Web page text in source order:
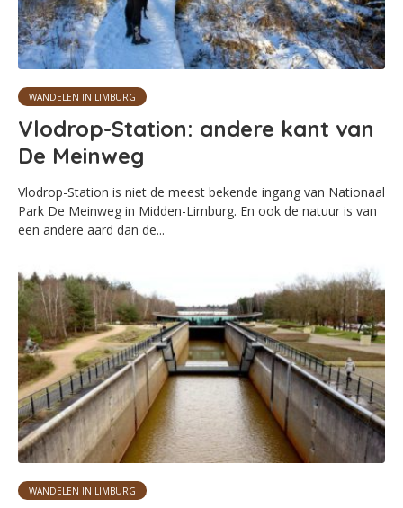
WANDELEN IN LIMBURG
Vlodrop-Station: andere kant van
De Meinweg
Vlodrop-Station is niet de meest bekende ingang van Nationaal
Park De Meinweg in Midden-Limburg. En ook de natuur is van
een andere aard dan de...
WANDELEN IN LIMBURG